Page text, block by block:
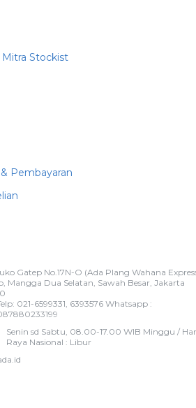
Mitra Stockist
& Pembayaran
Gatep No.17N-O (Ada Plang Wahana
Mangga Dua Selatan, Sawah Besar, Jakarta
021-6599331, 6393576 Whatsapp :
Senin sd Sabtu, 08.00-17.00 WIB Minggu /
Raya Nasional : Libur